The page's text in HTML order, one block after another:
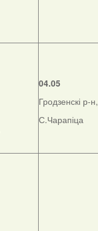
04.05
Гродзенскі р-н,
С.Чарапіца